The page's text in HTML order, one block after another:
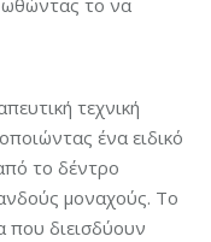
το να
τεχνική
ένα ειδικό
το δέντρο
μοναχούς. Το
που διεισδύουν